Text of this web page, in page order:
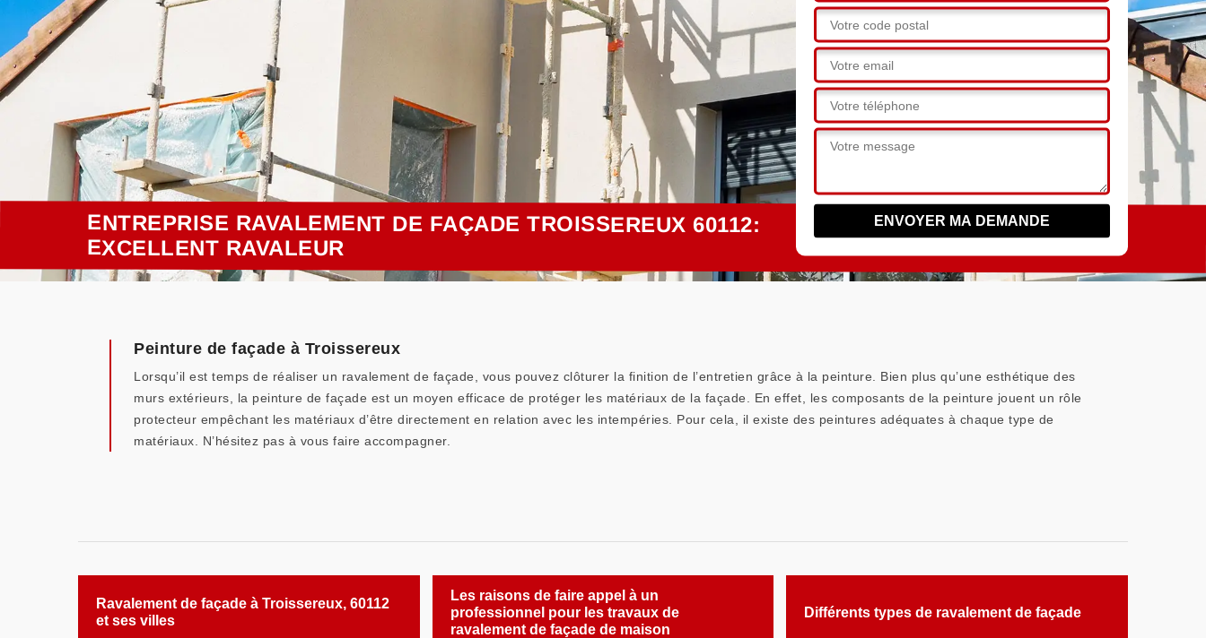
ENTREPRISE RAVALEMENT DE FAÇADE TROISSEREUX 60112:
EXCELLENT RAVALEUR
Peinture de façade à Troissereux
Lorsqu’il est temps de réaliser un ravalement de façade, vous pouvez clôturer la finition de l’entretien grâce à la peinture. Bien plus qu’une esthétique des
murs extérieurs, la peinture de façade est un moyen efficace de protéger les matériaux de la façade. En effet, les composants de la peinture jouent un rôle
protecteur empêchant les matériaux d’être directement en relation avec les intempéries. Pour cela, il existe des peintures adéquates à chaque type de
matériaux. N’hésitez pas à vous faire accompagner.
Ravalement de façade à Troissereux, 60112
et ses villes
Les raisons de faire appel à un
professionnel pour les travaux de
ravalement de façade de maison
Différents types de ravalement de façade